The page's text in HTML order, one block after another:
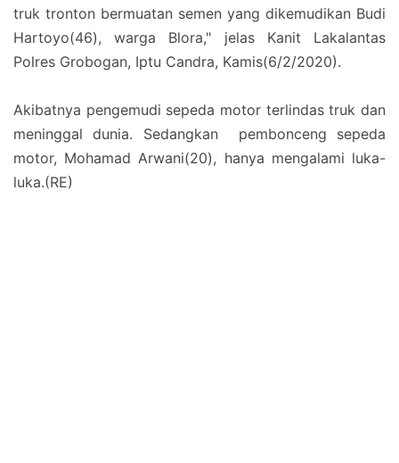
truk tronton bermuatan semen yang dikemudikan Budi
Hartoyo(46), warga Blora," jelas Kanit Lakalantas
Polres Grobogan, Iptu Candra, Kamis(6/2/2020).
Akibatnya pengemudi sepeda motor terlindas truk dan
meninggal dunia. Sedangkan pembonceng sepeda
motor, Mohamad Arwani(20), hanya mengalami luka-
luka.(RE)